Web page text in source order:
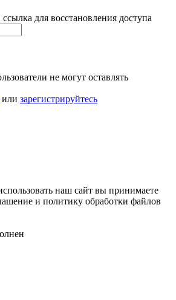
для восстановления доступа
не могут оставлять
или зарегистрируйтесь
наш сайт вы принимаете
и политику обработки файлов